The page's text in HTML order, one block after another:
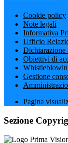
Cookie policy
Note legali
Informativa
Ufficio
Dichiarazione
Obiettivi di
Gestione
Pagina
Sezione